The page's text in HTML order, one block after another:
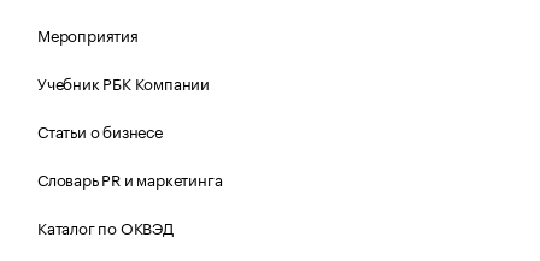
Мероприятия
Учебник РБК Компании
Статьи о бизнесе
Словарь PR и маркетинга
Каталог по ОКВЭД